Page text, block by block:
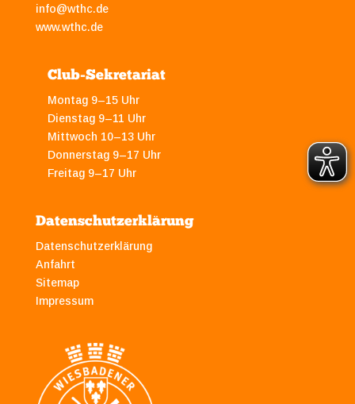
info@wthc.de
www.wthc.de
Club-Sekretariat
Montag 9–15 Uhr
Dienstag 9–11 Uhr
Mittwoch 10–13 Uhr
Donnerstag 9–17 Uhr
Freitag 9–17 Uhr
Datenschutzerklärung
Datenschutzerklärung
Anfahrt
Sitemap
Impressum